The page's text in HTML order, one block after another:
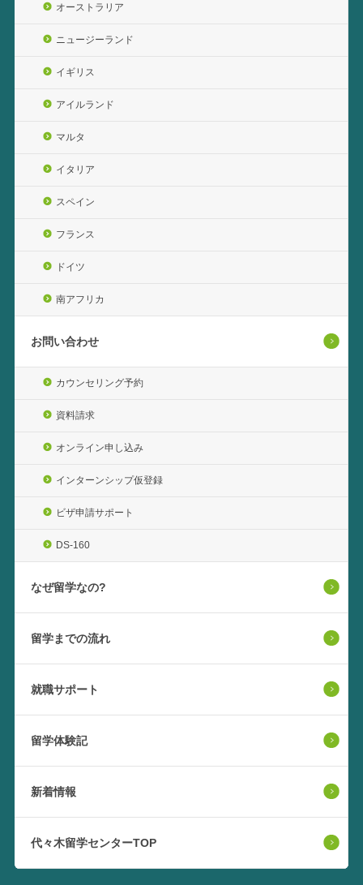
オーストラリア
ニュージーランド
イギリス
アイルランド
マルタ
イタリア
スペイン
フランス
ドイツ
南アフリカ
お問い合わせ
カウンセリング予約
資料請求
オンライン申し込み
インターンシップ仮登録
ビザ申請サポート
DS-160
なぜ留学なの?
留学までの流れ
就職サポート
留学体験記
新着情報
代々木留学センターTOP